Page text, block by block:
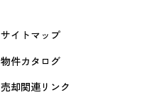
サイトマップ
物件カタログ
売却関連リンク